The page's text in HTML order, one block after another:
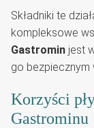
Składniki te
kompleksowe
Gastromin jest
go bezpiecznym
Korzyści
Gastrominu